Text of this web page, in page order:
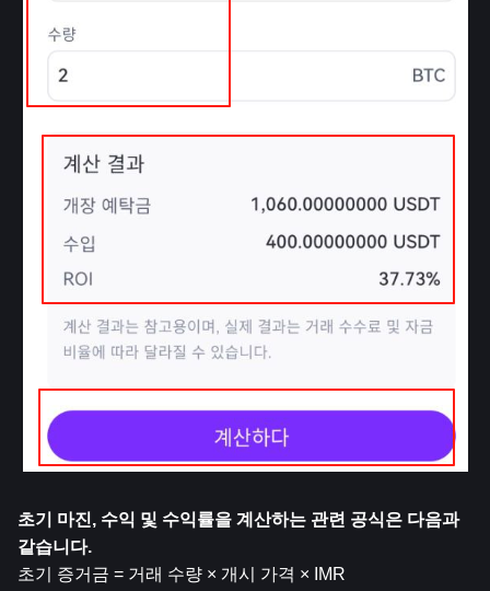
초기 마진, 수익 및 수익률을 계산하는 관련 공식은 다음과
같습니다.
초기 증거금 = 거래 수량 × 개시 가격 × IMR